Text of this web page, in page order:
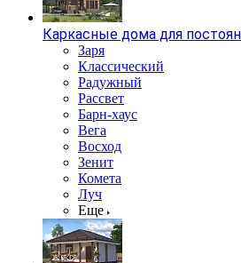
Каркасные дома для
Заря
Классический
Радужный
Рассвет
Барн-хаус
Вега
Восход
Зенит
Комета
Луч
Еще